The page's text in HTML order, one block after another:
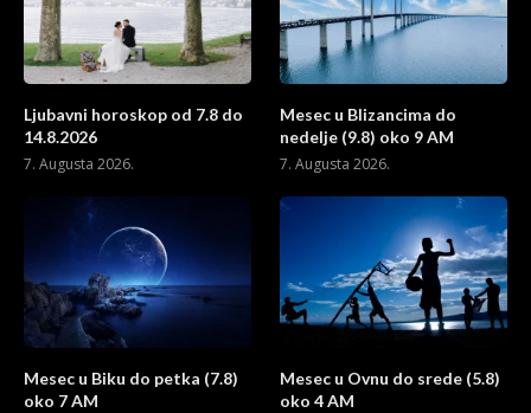
Ljubavni horoskop od 7.8 do
14.8.2026
7. Augusta 2026.
Mesec u Blizancima do
nedelje (9.8) oko 9 AM
7. Augusta 2026.
Mesec u Biku do petka (7.8)
oko 7 AM
Mesec u Ovnu do srede (5.8)
oko 4 AM